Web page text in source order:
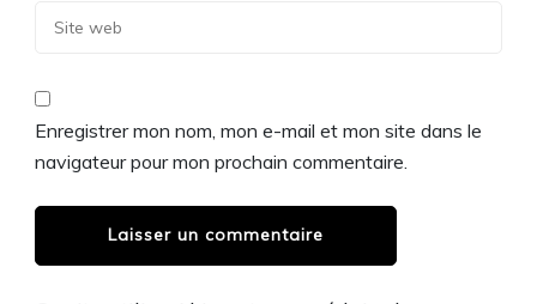
Enregistrer mon nom, mon e-mail et mon site dans le
navigateur pour mon prochain commentaire.